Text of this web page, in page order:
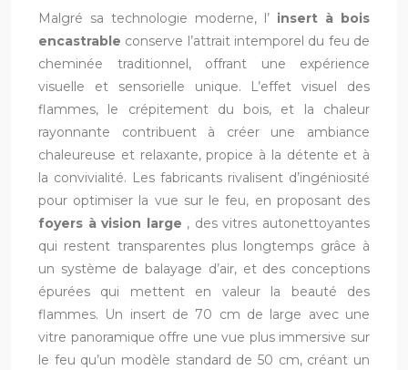
Malgré sa technologie moderne, l’ insert à bois
encastrable conserve l’attrait intemporel du feu de
cheminée traditionnel, offrant une expérience
visuelle et sensorielle unique. L’effet visuel des
flammes, le crépitement du bois, et la chaleur
rayonnante contribuent à créer une ambiance
chaleureuse et relaxante, propice à la détente et à
la convivialité. Les fabricants rivalisent d’ingéniosité
pour optimiser la vue sur le feu, en proposant des
foyers à vision large , des vitres autonettoyantes
qui restent transparentes plus longtemps grâce à
un système de balayage d’air, et des conceptions
épurées qui mettent en valeur la beauté des
flammes. Un insert de 70 cm de large avec une
vitre panoramique offre une vue plus immersive sur
le feu qu’un modèle standard de 50 cm, créant un